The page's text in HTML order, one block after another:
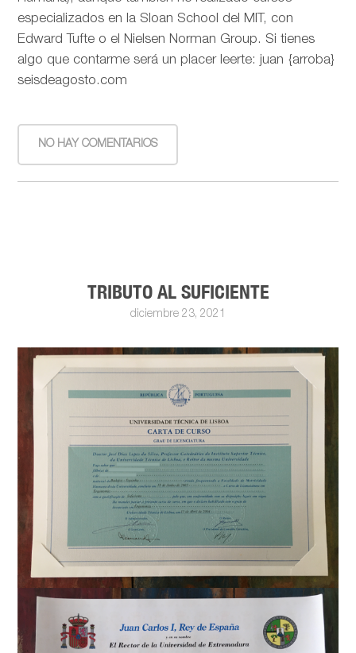
especializados en la Sloan School del MIT, con
Edward Tufte o el Nielsen Norman Group. Si tienes
algo que contarme será un placer leerte: juan {arroba}
seisdeagosto.com
NO HAY COMENTARIOS
TRIBUTO AL SUFICIENTE
diciembre 23, 2021